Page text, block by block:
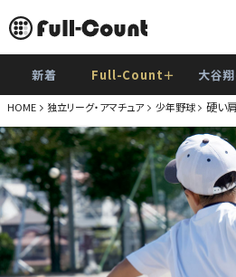
新着 Full-Count＋ 大谷
HOME 独立リーグ・アマチュア 少年野球 硬い